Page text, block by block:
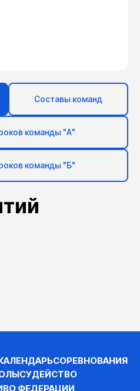
Составы команд
команды "А"
команды "Б"
СОРЕВНОВАНИЯ
СУДЕЙСТВО
О ФЕДЕРАЦИИ